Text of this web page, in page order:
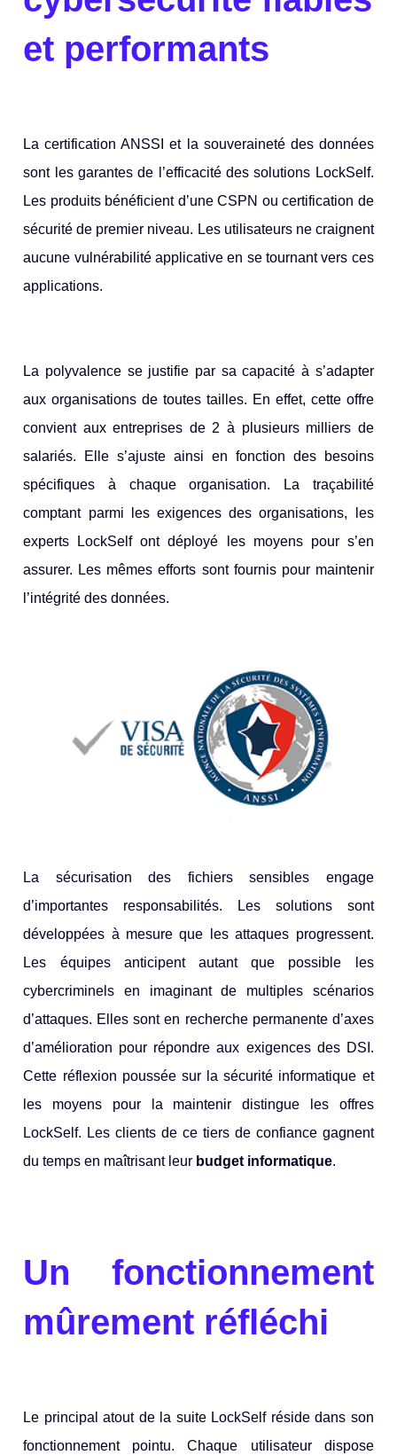
et performants
La certification ANSSI et la souveraineté des données
sont les garantes de l’efficacité des solutions LockSelf.
Les produits bénéficient d’une CSPN ou certification de
sécurité de premier niveau. Les utilisateurs ne craignent
aucune vulnérabilité applicative en se tournant vers ces
applications.
La polyvalence se justifie par sa capacité à s’adapter
aux organisations de toutes tailles. En effet, cette offre
convient aux entreprises de 2 à plusieurs milliers de
salariés. Elle s’ajuste ainsi en fonction des besoins
spécifiques à chaque organisation. La traçabilité
comptant parmi les exigences des organisations, les
experts LockSelf ont déployé les moyens pour s’en
assurer. Les mêmes efforts sont fournis pour maintenir
l’intégrité des données.
La sécurisation des fichiers sensibles engage
d’importantes responsabilités. Les solutions sont
développées à mesure que les attaques progressent.
Les équipes anticipent autant que possible les
cybercriminels en imaginant de multiples scénarios
d’attaques. Elles sont en recherche permanente d’axes
d’amélioration pour répondre aux exigences des DSI.
Cette réflexion poussée sur la sécurité informatique et
les moyens pour la maintenir distingue les offres
LockSelf. Les clients de ce tiers de confiance gagnent
du temps en maîtrisant leur budget informatique.
Un fonctionnement
mûrement réfléchi
Le principal atout de la suite LockSelf réside dans son
fonctionnement pointu. Chaque utilisateur dispose